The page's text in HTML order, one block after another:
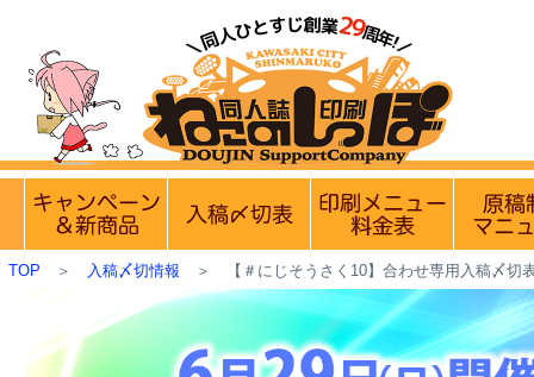
【営業日・休業日のお知らせ】 8月9日(日)は定
TOP ＞ 入稿〆切情報 ＞ 【＃にじそうさく10】合わせ専用入稿〆切